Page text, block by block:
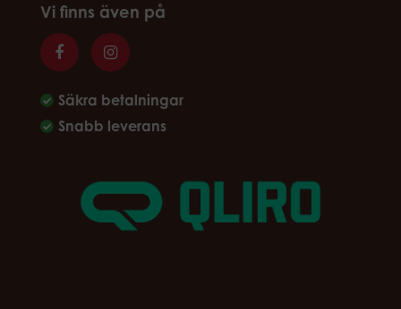
Vi finns även på
Säkra betalningar
Snabb leverans